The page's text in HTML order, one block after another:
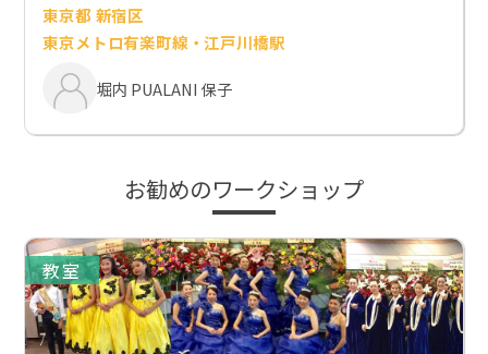
東京都 新宿区
東京メトロ有楽町線・江戸川橋駅
堀内 PUALANI 保子
お勧めのワークショップ
教室